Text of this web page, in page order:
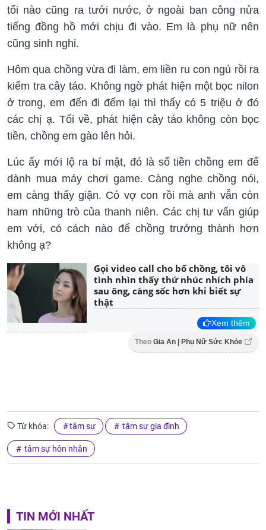
tối nào cũng ra tưới nước, ở ngoài ban công nửa
tiếng đồng hồ mới chịu đi vào. Em là phụ nữ nên
cũng sinh nghi.
Hôm qua chồng vừa đi làm, em liền ru con ngủ rồi ra
kiểm tra cây táo. Không ngờ phát hiện một bọc nilon
ở trong, em đến đi đếm lại thì thấy có 5 triệu ở đó
các chị ạ. Tối về, phát hiện cây táo không còn bọc
tiền, chồng em gào lên hỏi.
Lúc ấy mới lộ ra bí mật, đó là số tiền chồng em để
dành mua máy chơi game. Càng nghe chồng nói,
em càng thấy giận. Có vợ con rồi mà anh vẫn còn
ham những trò của thanh niên. Các chị tư vấn giúp
em với, có cách nào để chồng trưởng thành hơn
không ạ?
Gọi video call cho bố chồng, tôi vô
tình nhìn thấy thứ nhúc nhích phía
sau ông, càng sốc hơn khi biết sự
thật
Xem thêm
Theo Gia An | Phụ Nữ Sức Khỏe
Từ khóa: tâm sự tâm sự gia đình
tâm sự hôn nhân
TIN MỚI NHẤT